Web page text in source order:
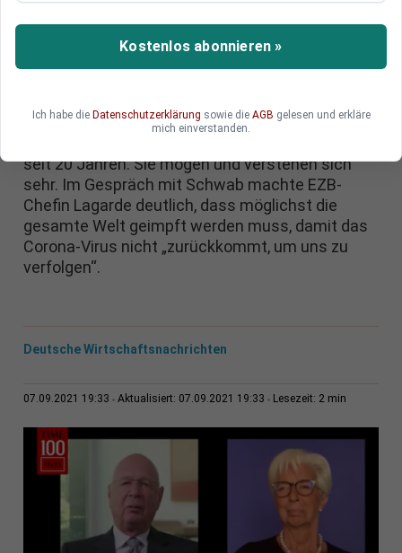
ganze Welt impfen, wie wir es
sollten, wird COVID-19
zurückkommen, um uns zu
verfolgen“
seit 20 Jahren. Sie mögen und verstehen sich
sehr. Im Gespräch mit Schwab machte EZB-
Chefin Lagarde deutlich, dass möglichst die
gesamte Welt geimpft werden muss, damit das
Corona-Virus nicht „zurückkommt, um uns zu
verfolgen“.
Deutsche Wirtschaftsnachrichten
07.09.2021 19:33 Aktualisiert: 07.09.2021 19:33 Lesezeit: 2 min
Kostenlos abonnieren »
Ich habe die Datenschutzerklärung sowie die AGB gelesen und erkläre
mich einverstanden.